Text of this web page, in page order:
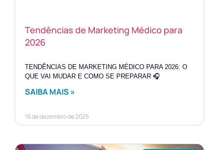
Tendências de Marketing Médico para
2026
TENDÊNCIAS DE MARKETING MÉDICO PARA 2026: O
QUE VAI MUDAR E COMO SE PREPARAR 🎧
SAIBA MAIS »
16 de dezembro de 2025